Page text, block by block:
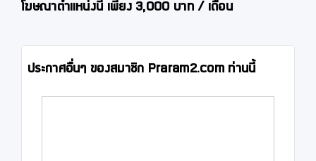
โฆษณาตำแหน่งนี้ เพียง 3,000 บาท / เดือน
ประกาศอื่นๆ ของสมาชิก Praram2.com ท่านนี้